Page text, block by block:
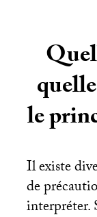
le
Il existe
de
interpréter.